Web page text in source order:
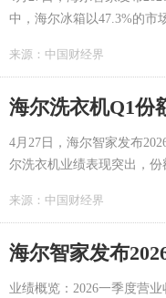
中，海尔冰箱以47.3%的市
来源： 中国财经界
海尔洗衣机Q1份
4月27日，海尔智家发布
尔洗衣机业绩表现突出，
来源： 中国财经界
海尔智家发布
业绩概览：2026一季度营